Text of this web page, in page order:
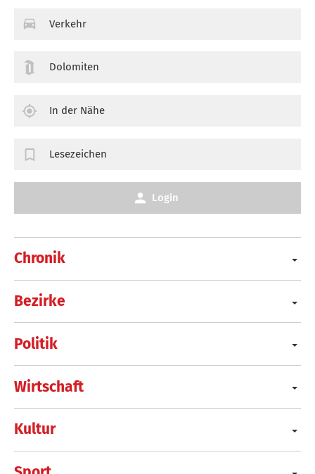
Chronik
Bezirke
Politik
Wirtschaft
Kultur
Verkehr
Dolomiten
In der Nähe
Lesezeichen
Login